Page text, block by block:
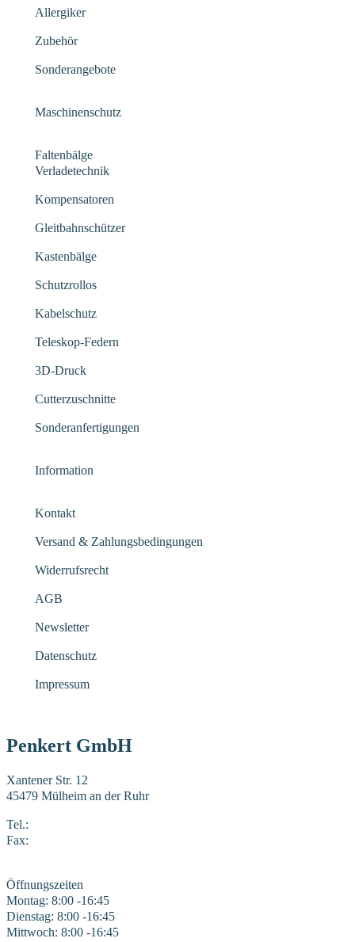
Allergiker
Zubehör
Sonderangebote
Maschinenschutz
Faltenbälge
Verladetechnik
Kompensatoren
Gleitbahnschützer
Kastenbälge
Schutzrollos
Kabelschutz
Teleskop-Federn
3D-Druck
Cutterzuschnitte
Sonderanfertigungen
Information
Kontakt
Versand & Zahlungsbedingungen
Widerrufsrecht
AGB
Newsletter
Datenschutz
Impressum
Penkert GmbH
Xantener Str. 12
45479 Mülheim an der Ruhr
Tel.:
Fax:
Öffnungszeiten
Montag: 8:00 -16:45
Dienstag: 8:00 -16:45
Mittwoch: 8:00 -16:45